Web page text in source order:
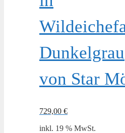
Dunkelgrau
von Star
729,00 €
inkl. 19 % MwSt.